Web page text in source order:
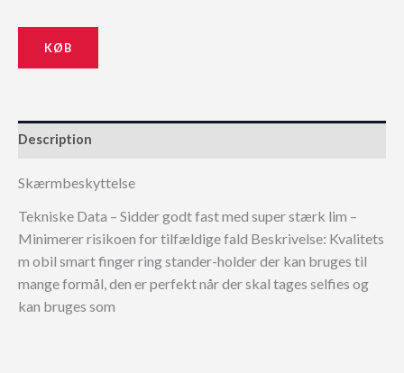
KØB
Description
Skærmbeskyttelse
Tekniske Data – Sidder godt fast med super stærk lim –
Minimerer risikoen for tilfældige fald Beskrivelse: Kvalitets
m obil smart finger ring stander-holder der kan bruges til
mange formål, den er perfekt når der skal tages selfies og
kan bruges som